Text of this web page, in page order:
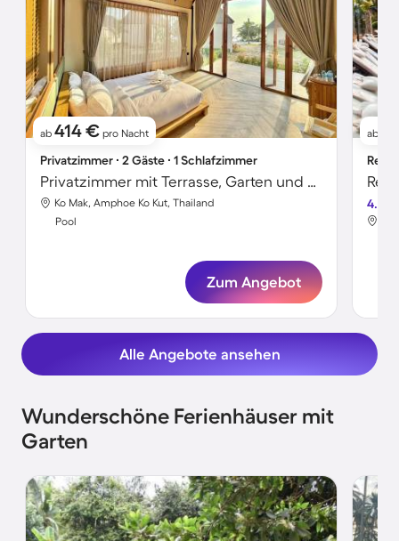
ab 414 € pro Nacht
Privatzimmer ∙ 2 Gäste ∙ 1 Schlafzimmer
Privatzimmer mit Terrasse, Garten und Pool | Gartenblick
Ko Mak, Amphoe Ko Kut, Thailand
Pool
Zum Angebot
ab
4.2
Alle Angebote ansehen
Wunderschöne Ferienhäuser mit
Garten